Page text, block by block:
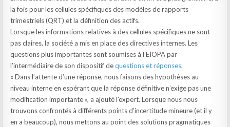
la fois pour les cellules spécifiques des modèles de rapports
trimestriels (QRT) et la définition des actifs.
Lorsque les informations relatives à des cellules spécifiques ne sont
pas claires, la société a mis en place des directives internes. Les
questions plus importantes sont soumises à l’EIOPA par
l’intermédiaire de son dispositif dequestions et réponses.
« Dans l’attente d’une réponse, nous faisons des hypothèses au
niveau interne en espérant que la réponse définitive n’exige pas une
modification importante », a ajouté l’expert. Lorsque nous nous
trouvons confrontés à différents points d’incertitude mineure (et il y
en a beaucoup), nous mettons au point des solutions pragmatiques